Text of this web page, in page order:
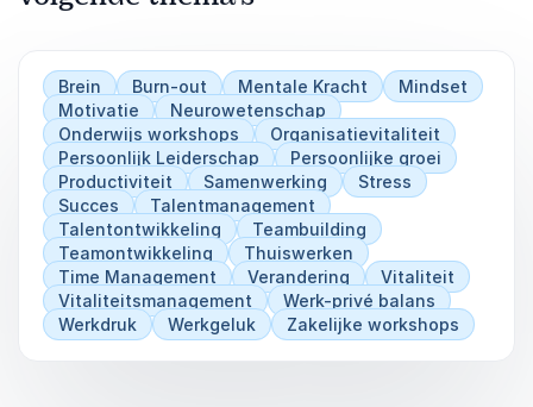
Brein Burn-out Mentale Kracht
Mindset
Motivatie
Neurowetenschap
Onderwijs workshops
Organisatievitaliteit
Persoonlijk Leiderschap
Persoonlijke groei
Productiviteit
Samenwerking
Stress
Succes
Talentmanagement
Talentontwikkeling
Teambuilding
Teamontwikkeling
Thuiswerken
Time Management
Verandering
Vitaliteit
Vitaliteitsmanagement
Werk-privé balans
Werkdruk
Werkgeluk Zakelijke workshops